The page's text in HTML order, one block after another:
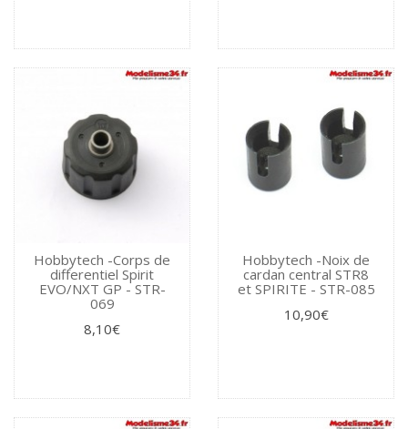
Hobbytech -Corps de
differentiel Spirit
EVO/NXT GP - STR-
069
8,10€
Hobbytech -Noix de
cardan central STR8
et SPIRITE - STR-085
10,90€